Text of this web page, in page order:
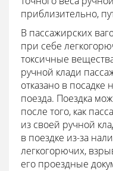
приблизительно,
В пассажирских
при себе
токсичные
ручной клади
отказано в посадке
поезда. Поездка
после того, как
из своей ручной
в поездке из-за
легкогорючих,
его проездные